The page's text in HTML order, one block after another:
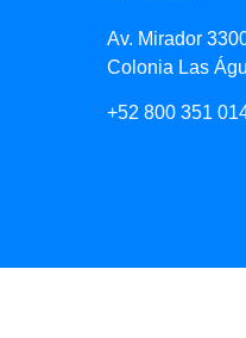
Av. Mirador
Colonia Las
+52 800 351